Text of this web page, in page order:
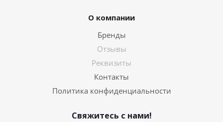
О компании
Бренды
Отзывы
Реквизиты
Контакты
Политика конфиденциальности
Свяжитесь с нами!